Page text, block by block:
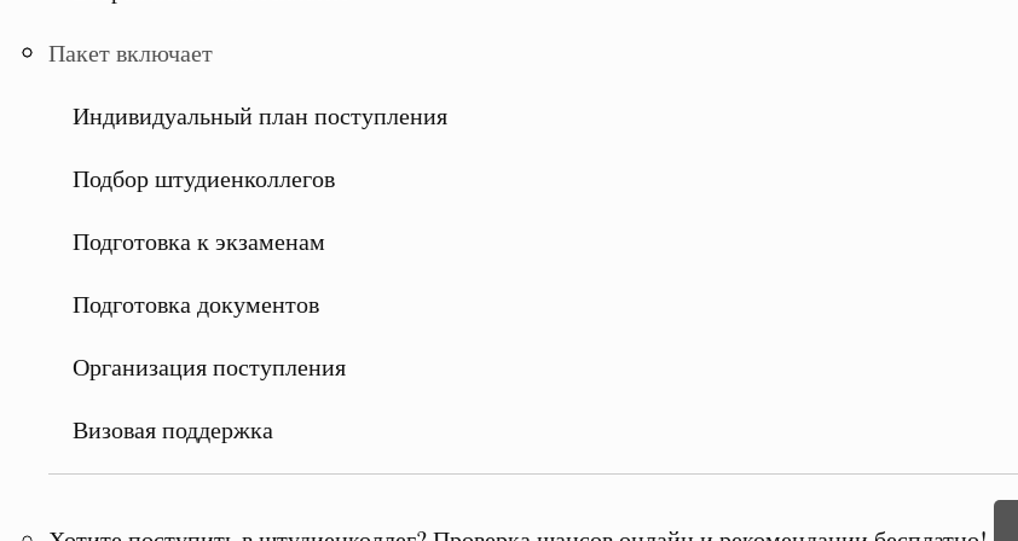
Пакет включает
Индивидуальный план поступления
Подбор штудиенколлегов
Подготовка к экзаменам
Подготовка документов
Организация поступления
Визовая поддержка